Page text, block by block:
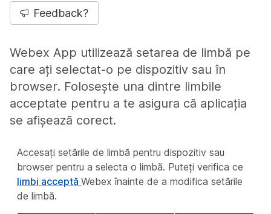
Feedback?
Webex App utilizează setarea de limbă pe
care ați selectat-o pe dispozitiv sau în
browser. Folosește una dintre limbile
acceptate pentru a te asigura că aplicația
se afișează corect.
Accesați setările de limbă pentru dispozitiv sau
browser pentru a selecta o limbă. Puteți verifica ce
limbi acceptă Webex înainte de a modifica setările
de limbă.